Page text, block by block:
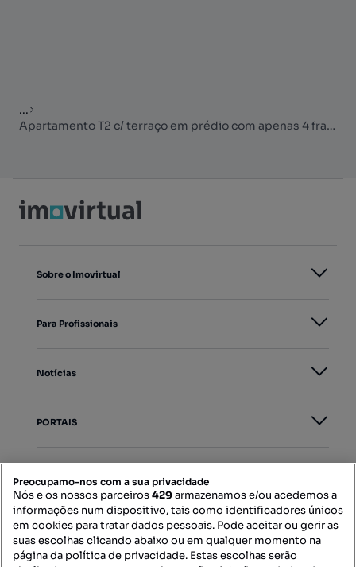
...
Apartamento T2 c/ terraço em prédio com apenas 4 fracções
Sobre o Imovirtual
Para Profissionais
Notícias
PORTAIS
Contacte-nos
Preocupamo-nos com a sua privacidade
Nós e os nossos parceiros429armazenamos e/ou acedemos a
informações num dispositivo, tais como identificadores únicos
em cookies para tratar dados pessoais. Pode aceitar ou gerir as
suas escolhas clicando abaixo ou em qualquer momento na
página da política de privacidade. Estas escolhas serão